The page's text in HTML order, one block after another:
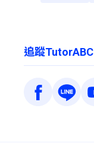
追蹤TutorABC